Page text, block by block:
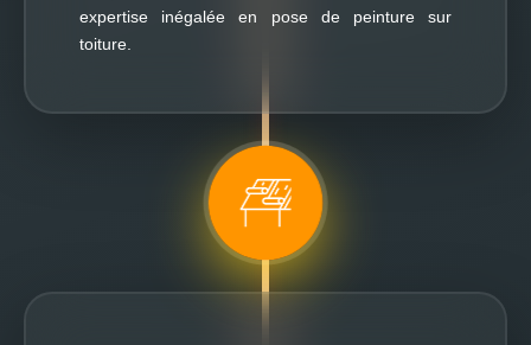
expertise inégalée en pose de peinture sur
toiture.